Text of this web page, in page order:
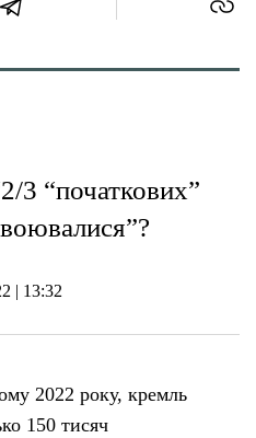
3 “початкових”
| 13:32
2022 року, кремль
150 тисяч